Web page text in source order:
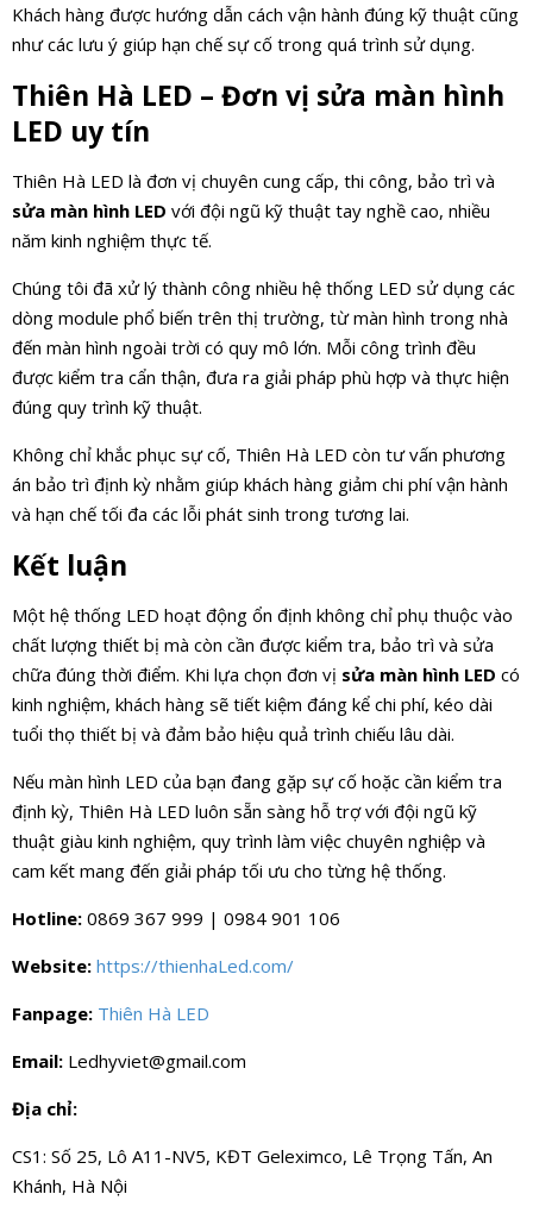
Khách hàng được hướng dẫn cách vận hành đúng kỹ thuật cũng
như các lưu ý giúp hạn chế sự cố trong quá trình sử dụng.
Thiên Hà LED – Đơn vị sửa màn hình
LED uy tín
Thiên Hà LED là đơn vị chuyên cung cấp, thi công, bảo trì và
sửa màn hình LED với đội ngũ kỹ thuật tay nghề cao, nhiều
năm kinh nghiệm thực tế.
Chúng tôi đã xử lý thành công nhiều hệ thống LED sử dụng các
dòng module phổ biến trên thị trường, từ màn hình trong nhà
đến màn hình ngoài trời có quy mô lớn. Mỗi công trình đều
được kiểm tra cẩn thận, đưa ra giải pháp phù hợp và thực hiện
đúng quy trình kỹ thuật.
Không chỉ khắc phục sự cố, Thiên Hà LED còn tư vấn phương
án bảo trì định kỳ nhằm giúp khách hàng giảm chi phí vận hành
và hạn chế tối đa các lỗi phát sinh trong tương lai.
Kết luận
Một hệ thống LED hoạt động ổn định không chỉ phụ thuộc vào
chất lượng thiết bị mà còn cần được kiểm tra, bảo trì và sửa
chữa đúng thời điểm. Khi lựa chọn đơn vị sửa màn hình LED có
kinh nghiệm, khách hàng sẽ tiết kiệm đáng kể chi phí, kéo dài
tuổi thọ thiết bị và đảm bảo hiệu quả trình chiếu lâu dài.
Nếu màn hình LED của bạn đang gặp sự cố hoặc cần kiểm tra
định kỳ, Thiên Hà LED luôn sẵn sàng hỗ trợ với đội ngũ kỹ
thuật giàu kinh nghiệm, quy trình làm việc chuyên nghiệp và
cam kết mang đến giải pháp tối ưu cho từng hệ thống.
Hotline: 0869 367 999 | 0984 901 106
Website: https://thienhaLed.com/
Fanpage: Thiên Hà LED
Email: Ledhyviet@gmail.com
Địa chỉ:
CS1: Số 25, Lô A11-NV5, KĐT Geleximco, Lê Trọng Tấn, An
Khánh, Hà Nội